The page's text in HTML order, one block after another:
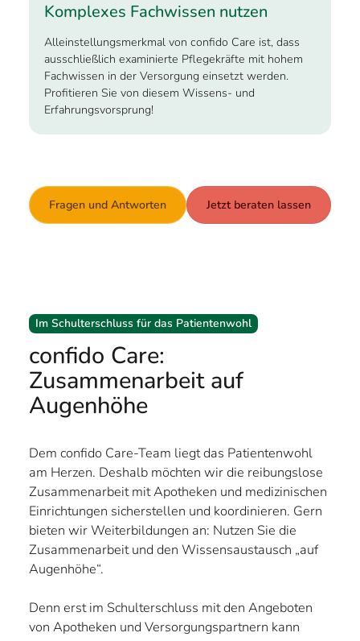
Komplexes Fachwissen nutzen
Alleinstellungsmerkmal von confido Care ist, dass
ausschließlich examinierte Pflegekräfte mit hohem
Fachwissen in der Versorgung einsetzt werden.
Profitieren Sie von diesem Wissens- und
Erfahrungsvorsprung!
Fragen und Antworten Jetzt beraten lassen
Im Schulterschluss für das Patientenwohl
confido Care:
Zusammenarbeit auf
Augenhöhe
Dem confido Care-Team liegt das Patientenwohl
am Herzen. Deshalb möchten wir die reibungslose
Zusammenarbeit mit Apotheken und medizinischen
Einrichtungen sicherstellen und koordinieren. Gern
bieten wir Weiterbildungen an: Nutzen Sie die
Zusammenarbeit und den Wissensaustausch „auf
Augenhöhe“.
Denn erst im Schulterschluss mit den Angeboten
von Apotheken und Versorgungspartnern kann